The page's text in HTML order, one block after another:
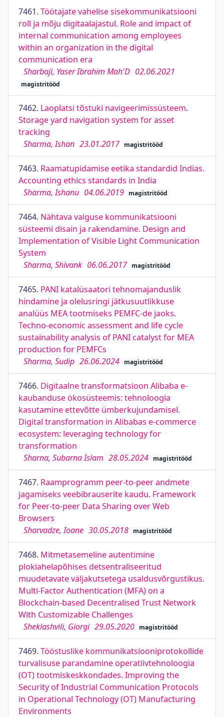
7461. Töötajate vahelise sisekommunikatsiooni
roll ja mõju digitaalajastul. Role and impact of
internal communication among employees
within an organization in the digital
communication era
Sharbaji, Yaser Ibrahim Mah'D 02.06.2021
magistritööd
7462. Laoplatsi tõstuki navigeerimissüsteem.
Storage yard navigation system for asset
tracking
Sharma, Ishan 23.01.2017 magistritööd
7463. Raamatupidamise eetika standardid Indias.
Accounting ethics standards in India
Sharma, Ishanu 04.06.2019 magistritööd
7464. Nähtava valguse kommunikatsiooni
süsteemi disain ja rakendamine. Design and
Implementation of Visible Light Communication
System
Sharma, Shivank 06.06.2017 magistritööd
7465. PANI katalüsaatori tehnomajanduslik
hindamine ja olelusringi jätkusuutlikkuse
analüüs MEA tootmiseks PEMFC-de jaoks.
Techno-economic assessment and life cycle
sustainability analysis of PANI catalyst for MEA
production for PEMFCs
Sharma, Sudip 26.06.2024 magistritööd
7466. Digitaalne transformatsioon Alibaba e-
kaubanduse ökosüsteemis: tehnoloogia
kasutamine ettevõtte ümberkujundamisel.
Digital transformation in Alibabas e-commerce
ecosystem: leveraging technology for
transformation
Sharna, Subarna Islam 28.05.2024 magistritööd
7467. Raamprogramm peer-to-peer andmete
jagamiseks veebibrauserite kaudu. Framework
for Peer-to-peer Data Sharing over Web
Browsers
Sharvadze, Ioane 30.05.2018 magistritööd
7468. Mitmetasemeline autentimine
plokiahelapõhises detsentraliseeritud
muudetavate väljakutsetega usaldusvõrgustikus.
Multi-Factor Authentication (MFA) on a
Blockchain-based Decentralised Trust Network
With Customizable Challenges
Sheklashvili, Giorgi 29.05.2020 magistritööd
7469. Tööstuslike kommunikatsiooniprotokollide
turvalisuse parandamine operatiivtehnoloogia
(OT) tootmiskeskkondades. Improving the
Security of Industrial Communication Protocols
in Operational Technology (OT) Manufacturing
Environments